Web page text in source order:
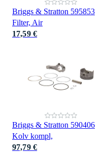
Briggs & Stratton 595853
Filter, Air
17,59 €
Briggs & Stratton 590406
Kolv kompl,
97,79 €